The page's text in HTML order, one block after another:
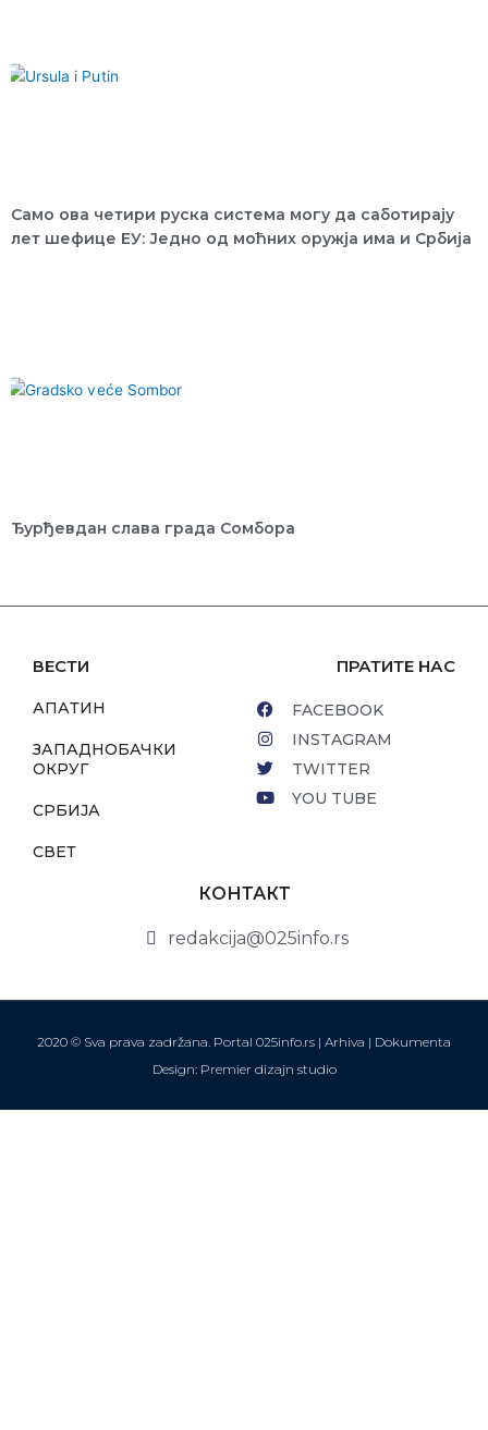
Само ова четири руска система могу да саботирају
лет шефице ЕУ: Једно од моћних оружја има и Србија
Ђурђевдан слава града Сомбора
ВЕСТИ
АПАТИН
ЗАПАДНОБАЧКИ
ОКРУГ
СРБИЈА
СВЕТ
ПРАТИТЕ НАС
FACEBOOK
INSTAGRAM
TWITTER
YOU TUBE
КОНТАКТ
redakcija@025info.rs
2020 © Sva prava zadržana. Portal 025info.rs | Arhiva | Dokumenta
Design: Premier dizajn studio